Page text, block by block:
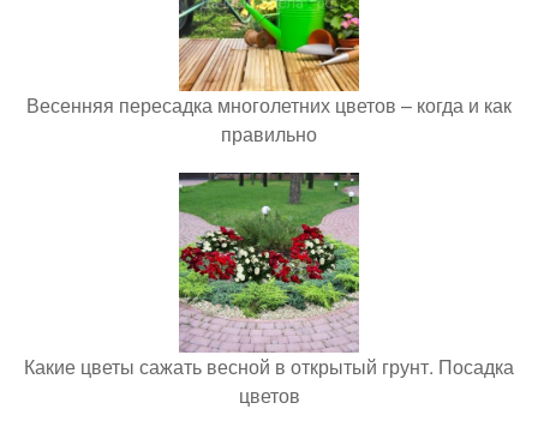
Весенняя пересадка многолетних цветов – когда и как
правильно
Какие цветы сажать весной в открытый грунт. Посадка
цветов